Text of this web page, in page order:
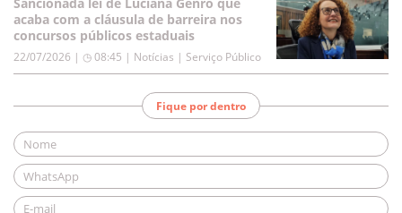
acaba com a cláusula de barreira nos
concursos públicos estaduais
22/07/2026 | ◷ 08:45 | Notícias | Serviço Público
Fique por dentro